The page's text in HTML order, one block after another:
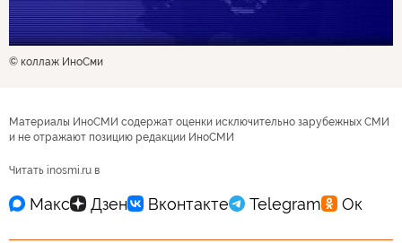
© коллаж ИноСми
Материалы ИноСМИ содержат оценки исключительно зарубежных СМИ
и не отражают позицию редакции ИноСМИ
Читать inosmi.ru в